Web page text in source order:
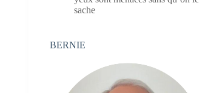
sache
BERNIE